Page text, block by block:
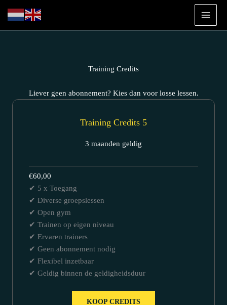
naar
de
Training Credits
Liever geen abonnement? Kies dan voor losse lessen.
Training Credits 5
3 maanden geldig
€60,00
✔ 5 x Toegang
✔ Diverse groepslessen
✔ Open gym
✔ Trainen op eigen niveau
✔ Ervaren trainers
✔ Geen abonnement nodig
✔ Flexibel inzetbaar
✔ Geldig binnen de geldigheidsduur
KOOP CREDITS